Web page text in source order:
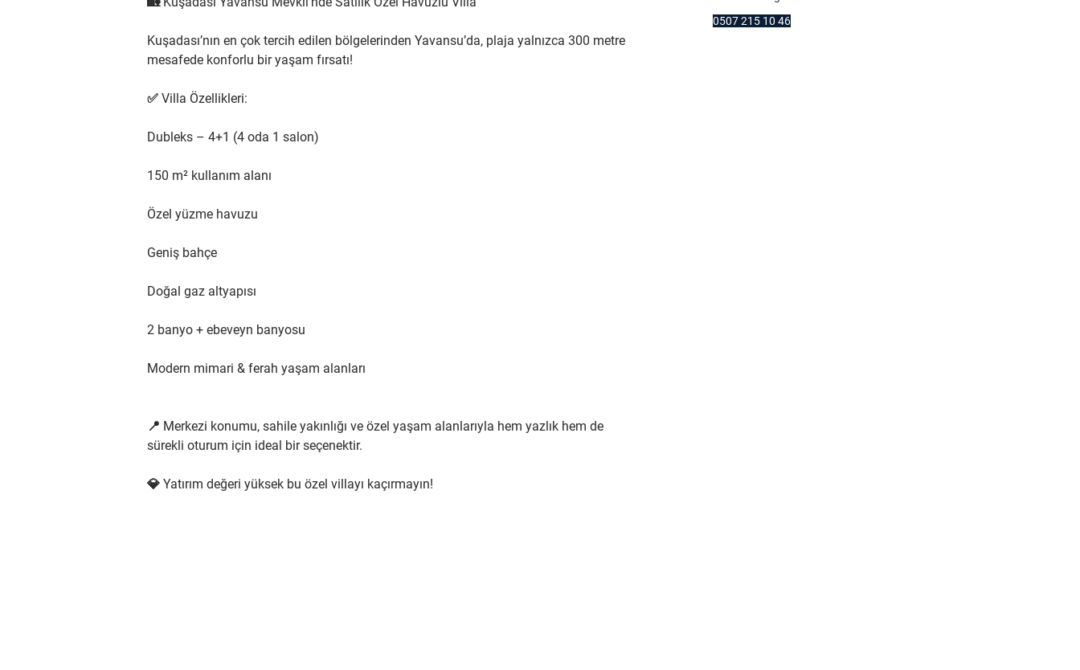
Kuşadası’nın en çok tercih edilen bölgelerinden Yavansu’da, plaja yalnızca 300 metre
mesafede konforlu bir yaşam fırsatı!
✅ Villa Özellikleri:
Dubleks – 4+1 (4 oda 1 salon)
150 m² kullanım alanı
Özel yüzme havuzu
Geniş bahçe
Doğal gaz altyapısı
2 banyo + ebeveyn banyosu
Modern mimari & ferah yaşam alanları
📍 Merkezi konumu, sahile yakınlığı ve özel yaşam alanlarıyla hem yazlık hem de
sürekli oturum için ideal bir seçenektir.
💎 Yatırım değeri yüksek bu özel villayı kaçırmayın!
0507 215 10 46